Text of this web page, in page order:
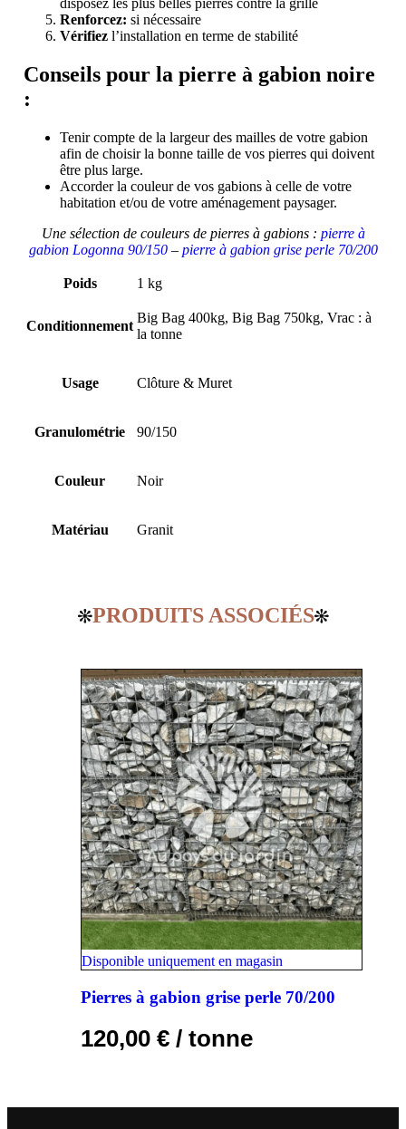
disposez les plus belles pierres contre la grille
Renforcez: si nécessaire
Vérifiez l’installation en terme de stabilité
Conseils pour la pierre à gabion noire
:
Tenir compte de la largeur des mailles de votre gabion
afin de choisir la bonne taille de vos pierres qui doivent
être plus large.
Accorder la couleur de vos gabions à celle de votre
habitation et/ou de votre aménagement paysager.
Une sélection de couleurs de pierres à gabions : pierre à
gabion Logonna 90/150– pierre à gabion grise perle 70/200
Poids 1 kg
Conditionnement
Big Bag 400kg, Big Bag 750kg, Vrac : à
la tonne
Usage Clôture & Muret
Granulométrie 90/150
Couleur Noir
Matériau Granit
PRODUITS ASSOCIÉS
Disponible uniquement en magasin
Pierres à gabion grise perle 70/200
120,00 € / tonne